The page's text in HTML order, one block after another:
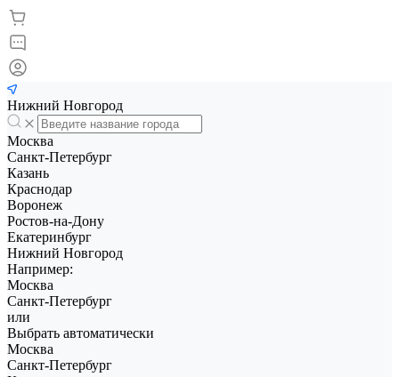
Нижний Новгород
Москва
Санкт-Петербург
Казань
Краснодар
Воронеж
Ростов-на-Дону
Екатеринбург
Нижний Новгород
Например:
Москва
Санкт-Петербург
или
Выбрать автоматически
Москва
Санкт-Петербург